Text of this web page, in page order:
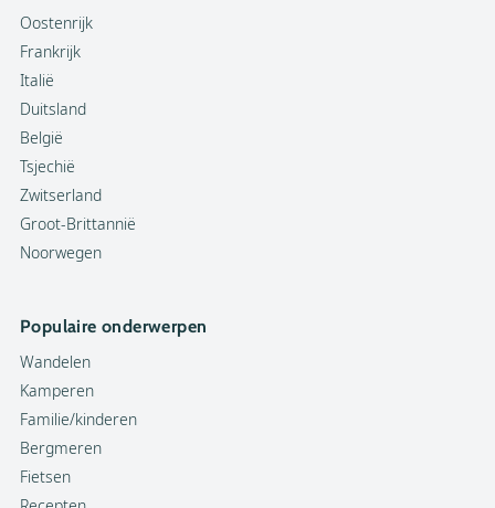
Oostenrijk
Frankrijk
Italië
Duitsland
België
Tsjechië
Zwitserland
Groot-Brittannië
Noorwegen
Populaire onderwerpen
Wandelen
Kamperen
Familie/kinderen
Bergmeren
Fietsen